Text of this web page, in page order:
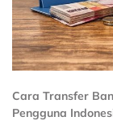
Cara Transfer
Pengguna